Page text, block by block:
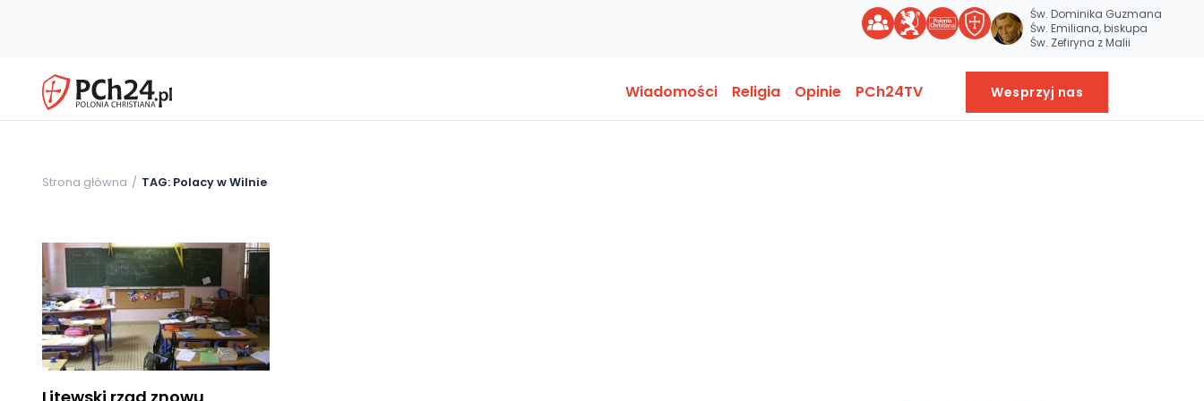
Św. Dominika Guzmana
Św. Emiliana, biskupa
Św. Zefiryna z Malii
Wiadomości Religia Opinie PCh24TV Wesprzyj nas
Strona główna TAG: Polacy w Wilnie